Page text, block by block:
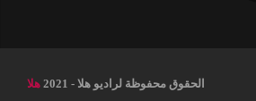
الحقوق محفوظة لراديو هلا - 2021
هلا